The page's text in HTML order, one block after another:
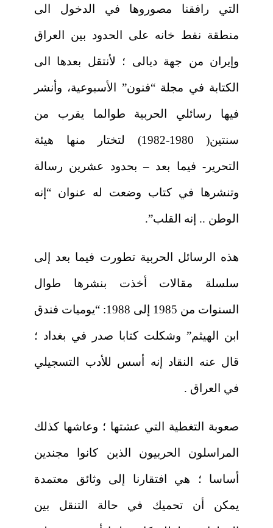
التي رافقنا مصوروها في الدخول الى
منطقة نفط خانه على الحدود بين العراق
وإيران من جهة ديالى ؛ لأنتقل بعدها الى
الكتابة في مجلة “فنون” الأسبوعية، وأنشر
فيها رسائلي الحربية طوالما يقرب من
سنتين( 1980-1982) لتختار منها هيئة
التحرير- فيما بعد – بحدود عشرين رسالة
وتنشرها في كتاب وضعت له عنوان “إنه
الوطن .. إنه القلب”.
هذه الرسائل الحربية تطورت فيما بعد إلى
سلسلة مقالات أخذت بنشرها طوال
السنوات من 1985 إلى 1988: “يوميات فندق
ابن الهيثم” وشكلت كتابا صدر في بغداد ؛
قال عنه النقاد إنه أسس للأدب التسجيلي
في العراق .
صعوبة التغطية التي عشتها ؛ وعاشها كذلك
المراسلون الحربيون الذين كانوا مجندين
أساسا ؛ هي افتقارنا إلى وثائق معتمدة
يمكن أن تحميك في حالة التنقل بين